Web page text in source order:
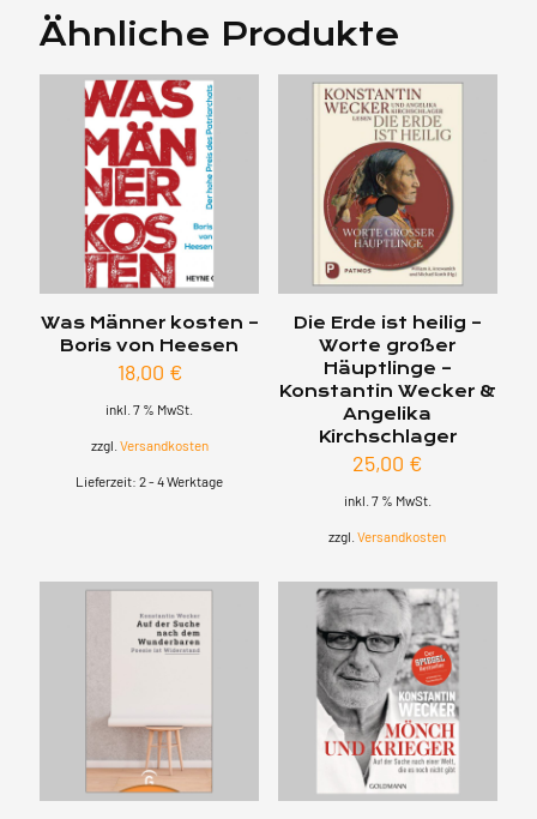
Ähnliche Produkte
Was Männer kosten –
Boris von Heesen
18,00 €
inkl. 7 % MwSt.
zzgl. Versandkosten
Lieferzeit:2 - 4 Werktage
Die Erde ist heilig –
Worte großer
Häuptlinge –
Konstantin Wecker &
Angelika
Kirchschlager
25,00 €
inkl. 7 % MwSt.
zzgl.Versandkosten